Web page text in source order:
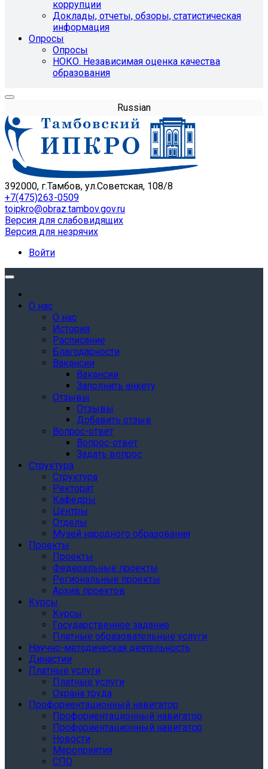
коррупции
Доклады, отчеты, обзоры, статистическая
информация
Опросы
Опросы
НОКО. Независимая оценка качества
образования
Russian
392000, г.Тамбов, ул.Советская, 108/8
+7(475)263-0509
toipkro@obraz.tambov.gov.ru
Версия для слабовидящих
Версия для незрячих
Войти
О нас
О нас
История
Расписание
Благодарности
Вакансии
Вакансии
Заполнить анкету
Отзывы
Отзывы
Добавить отзыв
Вопрос-ответ
Вопрос-ответ
Задать вопрос
Структура
Структура
Ректорат
Кафедры
Центры
Отделы
Музей народного образования
Проекты
Проекты
Федеральные проекты
Региональные проекты
Архив проектов
Курсы
Курсы
Государственное задание
Платные образовательные услуги
Научно-методическая деятельность
Династии
Платные услуги
Платные услуги
Охрана труда
Профориентационный навигатор
Профориентационный навигатор
Профориентационный навигатор
Новости
Мероприятия
СПО